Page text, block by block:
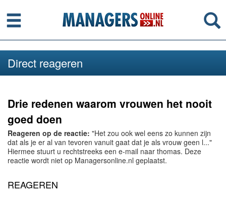
Menu
Direct reageren
Drie redenen waarom vrouwen het nooit
goed doen
Reageren op de reactie: "Het zou ook wel eens zo kunnen zijn
dat als je er al van tevoren vanuit gaat dat je als vrouw geen l..."
Hiermee stuurt u rechtstreeks een e-mail naar thomas. Deze
reactie wordt niet op Managersonline.nl geplaatst.
REAGEREN